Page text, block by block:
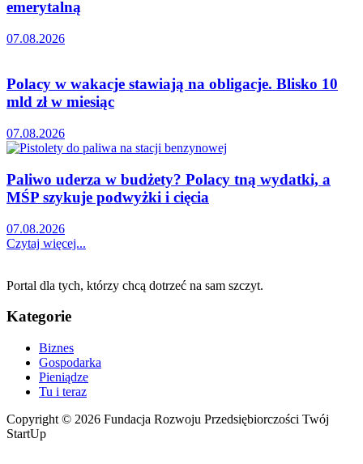
emerytalną
07.08.2026
Polacy w wakacje stawiają na obligacje. Blisko 10
mld zł w miesiąc
07.08.2026
Paliwo uderza w budżety? Polacy tną wydatki, a
MŚP szykuje podwyżki i cięcia
07.08.2026
Czytaj więcej...
Portal dla tych, którzy chcą dotrzeć na sam szczyt.
Kategorie
Biznes
Gospodarka
Pieniądze
Tu i teraz
Copyright © 2026 Fundacja Rozwoju Przedsiębiorczości Twój
StartUp